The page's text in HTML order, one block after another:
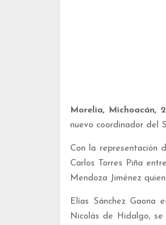
Morelia, Michoacán,
nuevo coordinador del
Con la representación
Carlos Torres Piña
Mendoza Jiménez
Elías Sánchez Gaona
Nicolás de Hidalgo,